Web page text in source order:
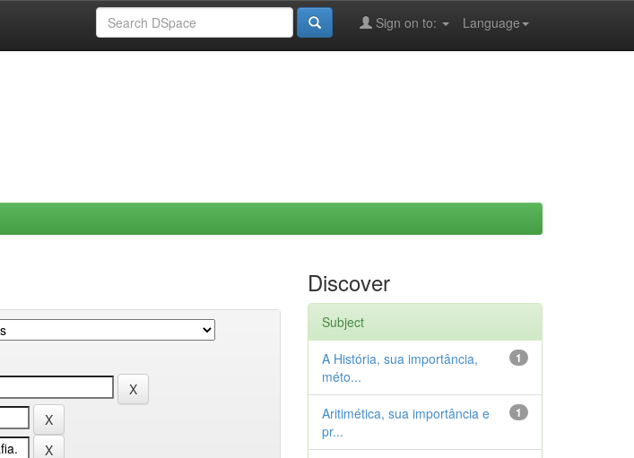
Language
Sign on to:
Discover
Subject
1
A História, sua importância,
méto...
1
Aritimética, sua importância e
pr...